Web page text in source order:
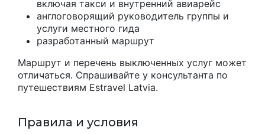
включая такси и внутренний авиарейс
англоговорящий руководитель группы и
услуги местного гида
разработанный маршрут
Маршрут и перечень выключенных услуг может
отличаться. Спрашивайте у консультанта по
путешествиям Estravel Latvia.
Правила и условия